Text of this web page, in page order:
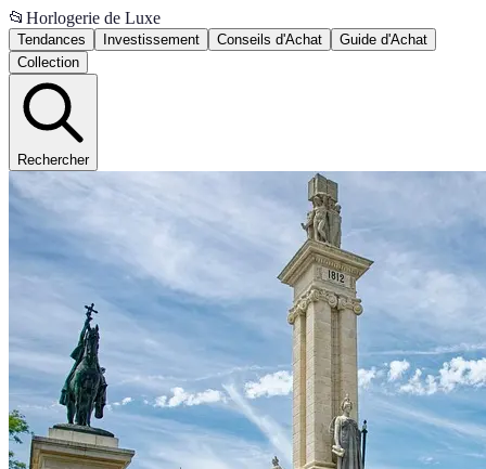
📂 Horlogerie de Luxe
Tendances Investissement Conseils d'Achat
Guide d'Achat
Collection
Rechercher